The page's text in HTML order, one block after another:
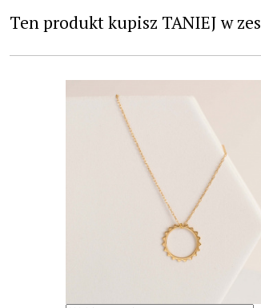
Ten produkt kupisz TANIEJ w